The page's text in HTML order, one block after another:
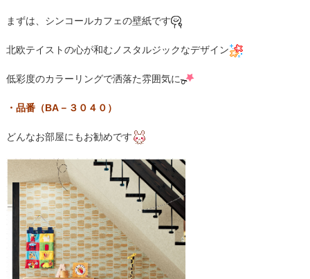
まずは、シンコールカフェの壁紙です
北欧テイストの心が和むノスタルジックなデザイン
低彩度のカラーリングで洒落た雰囲気に
・品番（BA－３０４０）
どんなお部屋にもお勧めです